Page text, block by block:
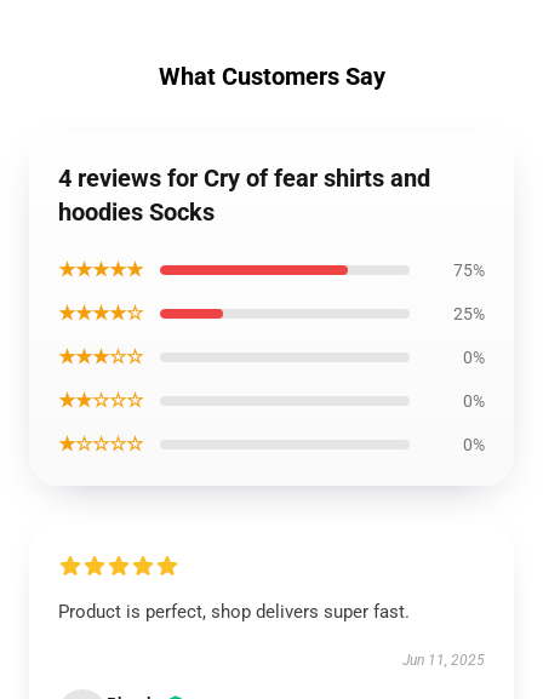
What Customers Say
4 reviews for Cry of fear shirts and
hoodies Socks
★★★★★ 75%
★★★★☆ 25%
★★★☆☆ 0%
★★☆☆☆ 0%
★☆☆☆☆ 0%
Product is perfect, shop delivers super fast.
Jun 11, 2025